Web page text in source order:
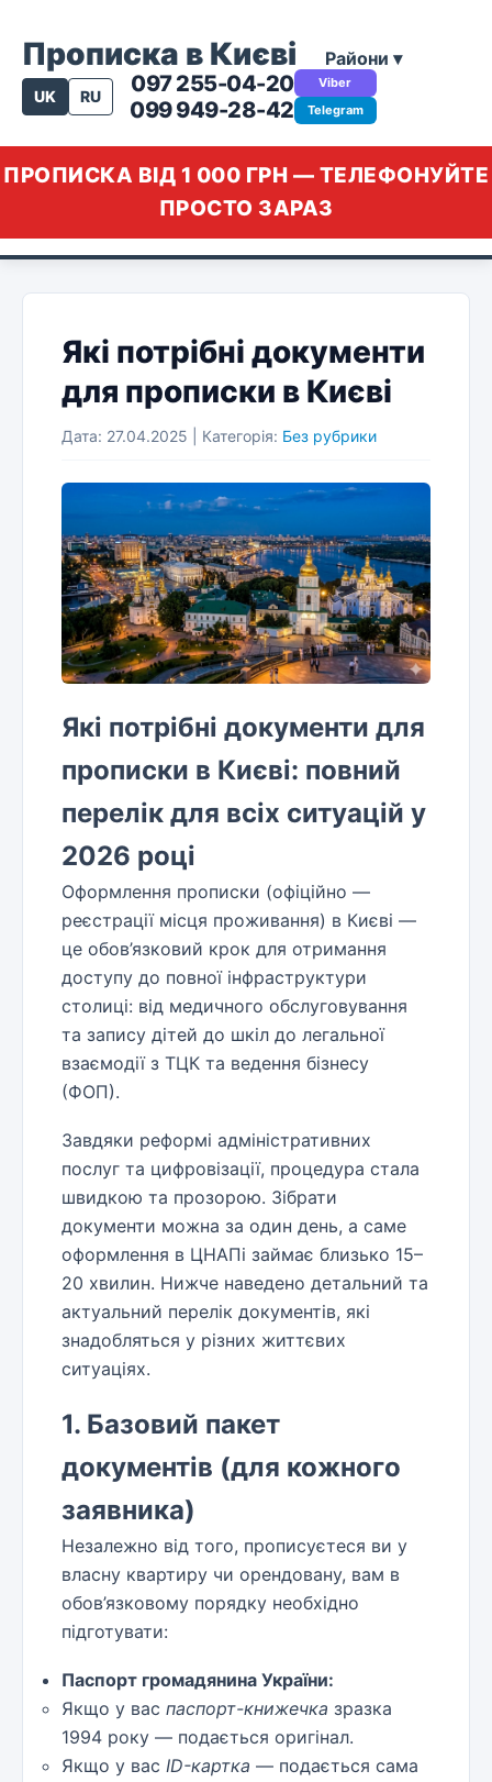
Прописка в Києві Райони ▾
UK RU
097 255-04-20
099 949-28-42
Viber
Telegram
ПРОПИСКА ВІД 1 000 ГРН — ТЕЛЕФОНУЙТЕ
ПРОСТО ЗАРАЗ
Які потрібні документи
для прописки в Києві
Дата: 27.04.2025 | Категорія: Без рубрики
Які потрібні документи для
прописки в Києві: повний
перелік для всіх ситуацій у
2026 році
Оформлення прописки (офіційно —
реєстрації місця проживання) в Києві —
це обов’язковий крок для отримання
доступу до повної інфраструктури
столиці: від медичного обслуговування
та запису дітей до шкіл до легальної
взаємодії з ТЦК та ведення бізнесу
(ФОП).
Завдяки реформі адміністративних
послуг та цифровізації, процедура стала
швидкою та прозорою. Зібрати
документи можна за один день, а саме
оформлення в ЦНАПі займає близько 15–
20 хвилин. Нижче наведено детальний та
актуальний перелік документів, які
знадобляться у різних життєвих
ситуаціях.
1. Базовий пакет
документів (для кожного
заявника)
Незалежно від того, прописуєтеся ви у
власну квартиру чи орендовану, вам в
обов’язковому порядку необхідно
підготувати:
Паспорт громадянина України:
Якщо у вас паспорт-книжечка зразка
1994 року — подається оригінал.
Якщо у вас ID-картка — подається сама